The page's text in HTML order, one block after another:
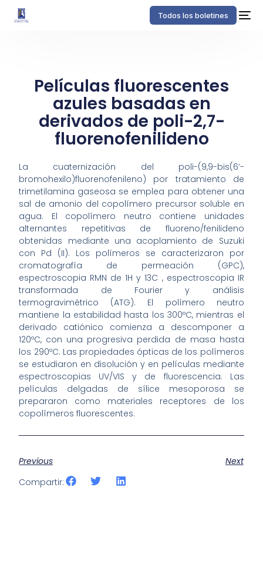
Todos los boletines
Películas fluorescentes
azules basadas en
derivados de poli-2,7-
fluorenofenilideno
La cuaternización del poli-(9,9-bis(6’-
bromohexilo)fluorenofenileno) por tratamiento de
trimetilamina gaseosa se emplea para obtener una
sal de amonio del copolímero precursor soluble en
agua. El copolímero neutro contiene unidades
alternantes repetitivas de fluoreno/fenilideno
obtenidas mediante una acoplamiento de Suzuki
con Pd (II). Los polímeros se caracterizaron por
cromatografía de permeación (GPC),
espectroscopia RMN de 1H y 13C , espectroscopia IR
transformada de Fourier y análisis
termogravimétrico (ATG). El polímero neutro
mantiene la estabilidad hasta los 300ºC, mientras el
derivado catiónico comienza a descomponer a
120ºC, con una progresiva perdida de masa hasta
los 290ºC. Las propiedades ópticas de los polímeros
se estudiaron en disolución y en películas mediante
espectroscopias UV/VIS y de fluorescencia. Las
películas delgadas de sílice mesoporosa se
prepararon como materiales receptores de los
copolímeros fluorescentes.
Previous
Next
Compartir: